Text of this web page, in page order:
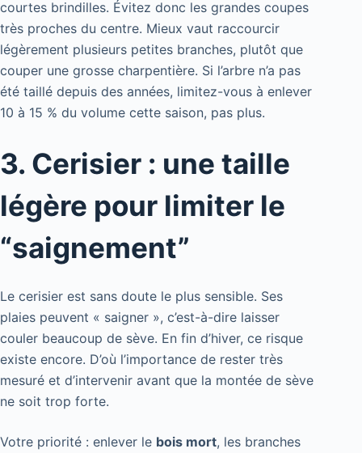
courtes brindilles. Évitez donc les grandes coupes
très proches du centre. Mieux vaut raccourcir
légèrement plusieurs petites branches, plutôt que
couper une grosse charpentière. Si l’arbre n’a pas
été taillé depuis des années, limitez-vous à enlever
10 à 15 % du volume cette saison, pas plus.
3. Cerisier : une taille
légère pour limiter le
“saignement”
Le cerisier est sans doute le plus sensible. Ses
plaies peuvent « saigner », c’est-à-dire laisser
couler beaucoup de sève. En fin d’hiver, ce risque
existe encore. D’où l’importance de rester très
mesuré et d’intervenir avant que la montée de sève
ne soit trop forte.
Votre priorité : enlever le bois mort, les branches